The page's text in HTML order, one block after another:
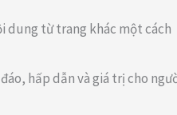
dung từ trang khác một cách
hấp dẫn và giá trị cho